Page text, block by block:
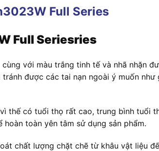
Full Seriesries
với màu trắng tinh tế và nhã nhặn
được các tai nạn ngoài ý muốn như
thế có tuổi thọ rất cao, trung bình tuổi
toàn yên tâm sử dụng sản phẩm.
chất lượng chặt chẽ từ khâu vật liệu